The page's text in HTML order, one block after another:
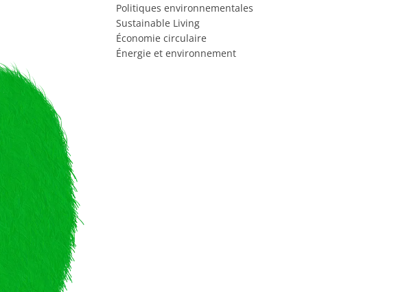
Politiques environnementales
Sustainable Living
Économie circulaire
Énergie et environnement